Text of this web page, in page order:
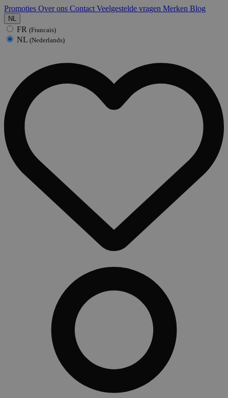
Promoties Over ons Contact Veelgestelde vragen Merken Blog
NL
FR (Francais)
NL (Nederlands)